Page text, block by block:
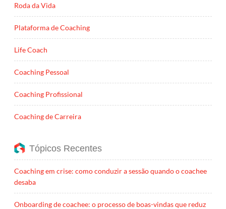
Roda da Vida
Plataforma de Coaching
Life Coach
Coaching Pessoal
Coaching Profissional
Coaching de Carreira
Tópicos Recentes
Coaching em crise: como conduzir a sessão quando o coachee
desaba
Onboarding de coachee: o processo de boas-vindas que reduz